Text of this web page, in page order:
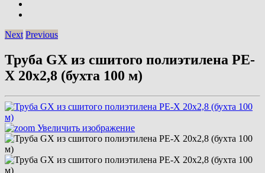
Next Previous
Труба GX из сшитого полиэтилена PE-
X 20x2,8 (бухта 100 м)
Увеличить изображение